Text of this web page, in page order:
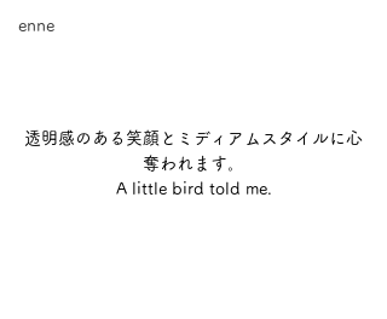
enne
透明感のある笑顔とミディアムスタイルに心
奪われます。
A little bird told me.